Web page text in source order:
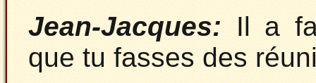
Jean-Jacques: Il a
que tu fasses des